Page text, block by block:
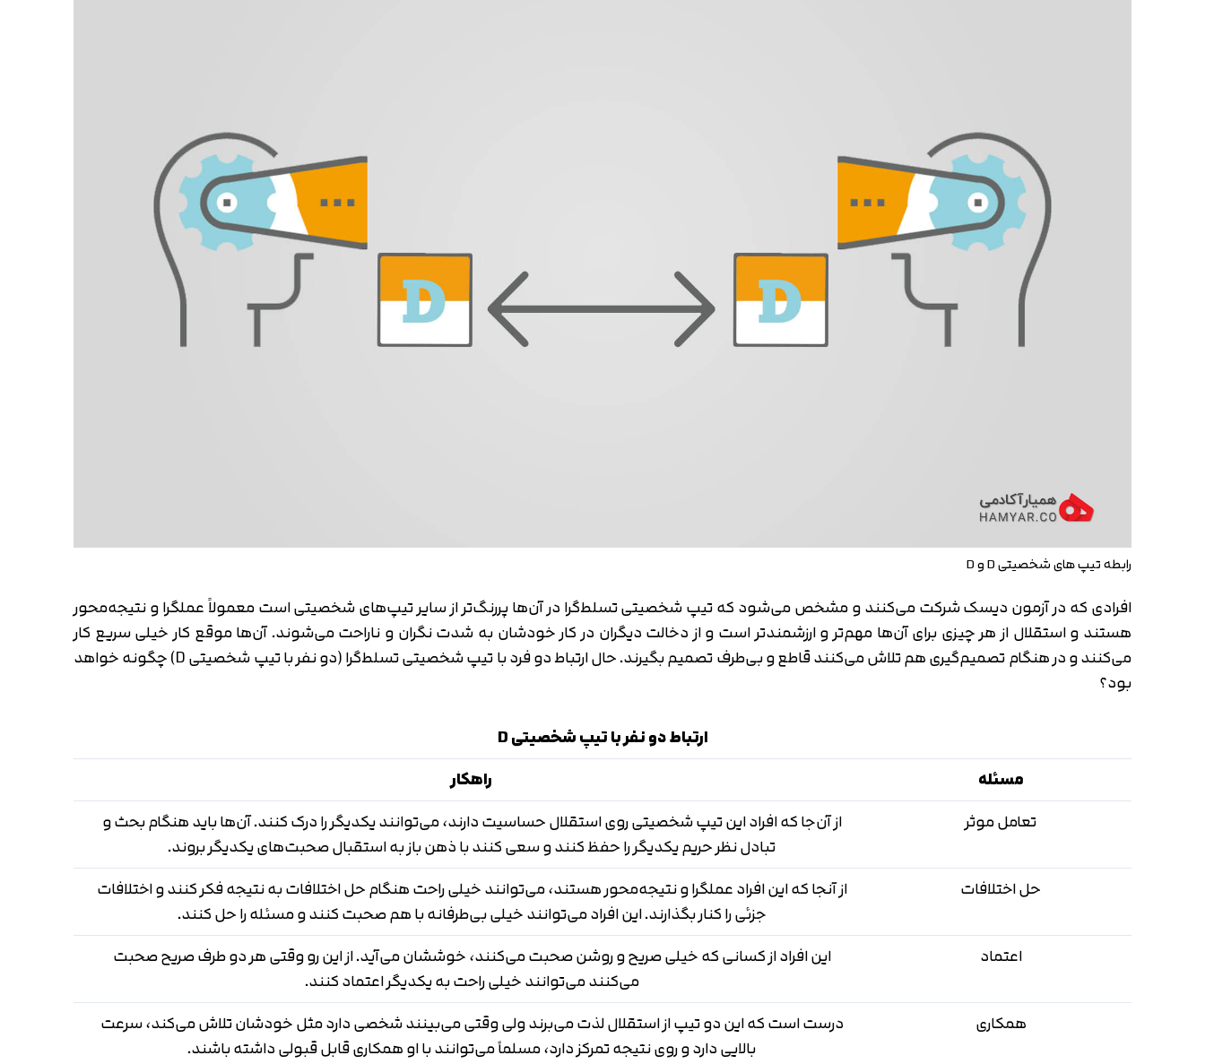
رابطه تیپ های شخصیتی D و D
افرادی که در آزمون دیسک شرکت می‌‎کنند و مشخص می‌شود که تیپ شخصیتی تسلط‌گرا در آن‌ها پررنگ‌تر از سایر تیپ‌های شخصیتی است معمولاً عملگرا و نتیجه‌محور
هستند و استقلال از هر چیزی برای آن‌ها مهم‌تر و ارزشمندتر است و از دخالت دیگران در کار خودشان به شدت نگران و ناراحت می‌شوند. آن‌ها موقع کار خیلی سریع کار
می‌کنند و در هنگام تصمیم‌گیری هم تلاش می‌کنند قاطع و بی‌طرف تصمیم بگیرند. حال ارتباط دو فرد با تیپ شخصیتی تسلط‌گرا (دو نفر با تیپ شخصیتی D) چگونه خواهد
بود؟
ارتباط دو نفر با تیپ شخصیتیD
مسئله
راهکار
تعامل موثر
از آن‌جا که افراد این تیپ شخصیتی روی استقلال حساسیت دارند، می‌توانند یکدیگر را درک کنند. آن‌ها باید هنگام بحث و
تبادل نظر حریم یکدیگر را حفظ کنند و سعی کنند با ذهن باز به استقبال صحبت‌های یکدیگر بروند.
حل اختلافات
از آنجا که این افراد عملگرا و نتیجه‌محور هستند، می‌توانند خیلی راحت هنگام حل اختلافات به نتیجه فکر کنند و اختلافات
جزئی را کنار بگذارند. این افراد می‌توانند خیلی بی‌طرفانه با هم صحبت کنند و مسئله را حل کنند.
اعتماد
این افراد از کسانی که خیلی صریح و روشن صحبت می‌کنند، خوششان می‌آید. از این رو وقتی هر دو طرف صریح صحبت
می‌کنند می‌توانند خیلی راحت به یکدیگر اعتماد کنند.
همکاری
درست است که این دو تیپ از استقلال لذت می‌برند ولی وقتی می‌بینند شخصی دارد مثل خودشان تلاش می‌کند، سرعت
بالایی دارد و روی نتیجه تمرکز دارد، مسلماً می‌توانند با او همکاری قابل قبولی داشته باشند.